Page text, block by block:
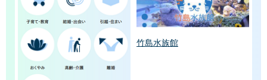
竹島水族館